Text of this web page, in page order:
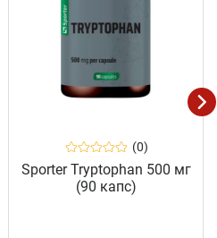
(0)
Sporter Tryptophan 500 мг
(90 капс)